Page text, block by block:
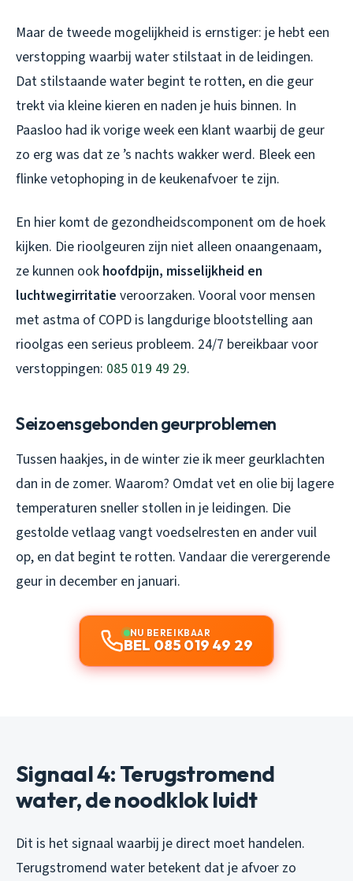
Maar de tweede mogelijkheid is ernstiger: je hebt een
verstopping waarbij water stilstaat in de leidingen.
Dat stilstaande water begint te rotten, en die geur
trekt via kleine kieren en naden je huis binnen. In
Paasloo had ik vorige week een klant waarbij de geur
zo erg was dat ze ’s nachts wakker werd. Bleek een
flinke vetophoping in de keukenafvoer te zijn.
En hier komt de gezondheidscomponent om de hoek
kijken. Die rioolgeuren zijn niet alleen onaangenaam,
ze kunnen ook hoofdpijn, misselijkheid en
luchtwegirritatie veroorzaken. Vooral voor mensen
met astma of COPD is langdurige blootstelling aan
rioolgas een serieus probleem. 24/7 bereikbaar voor
verstoppingen: 085 019 49 29.
Seizoensgebonden geurproblemen
Tussen haakjes, in de winter zie ik meer geurklachten
dan in de zomer. Waarom? Omdat vet en olie bij lagere
temperaturen sneller stollen in je leidingen. Die
gestolde vetlaag vangt voedselresten en ander vuil
op, en dat begint te rotten. Vandaar die verergerende
geur in december en januari.
NU BEREIKBAAR
BEL 085 019 49 29
Signaal 4: Terugstromend
water, de noodklok luidt
Dit is het signaal waarbij je direct moet handelen.
Terugstromend water betekent dat je afvoer zo